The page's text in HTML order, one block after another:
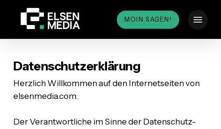
MOIN SAGEN!
Datenschutzerklärung
Herzlich Willkommen auf den Internetseiten von
elsenmedia.com.
Der Verantwortliche im Sinne der Datenschutz-